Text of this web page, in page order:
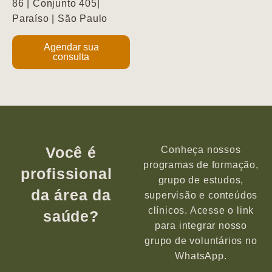
86 | Conjunto 405|
Paraíso | São Paulo
Agendar sua
consulta
Você é
profissional
da área da
saúde?
Conheça nossos
programas de formação,
grupo de estudos,
supervisão e conteúdos
clínicos. Acesse o link
para integrar nosso
grupo de voluntários no
WhatsApp.